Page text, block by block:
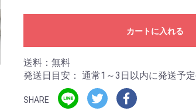
カートに入れる
送料：無料
発送日目安： 通常1～3日以内に発送予
SHARE